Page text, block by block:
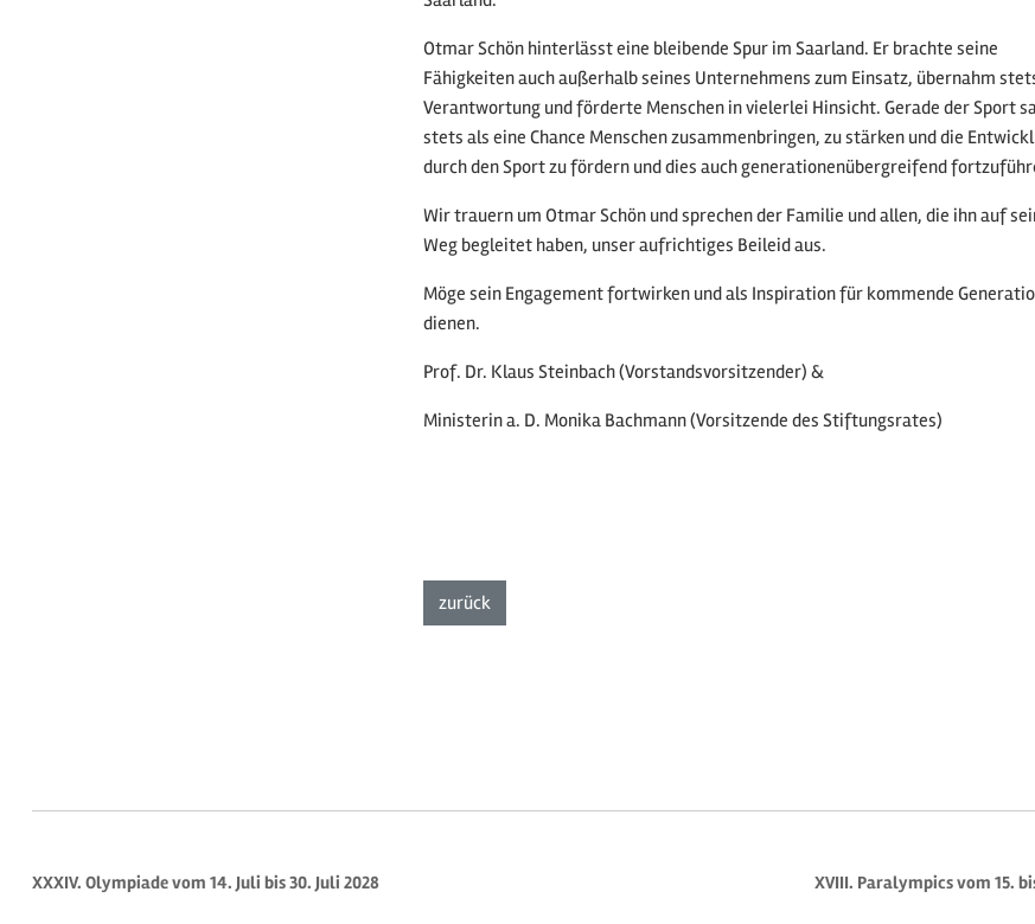
Otmar Schön hinterlässt eine bleibende Spur im Saarland. Er brachte seine
Fähigkeiten auch außerhalb seines Unternehmens zum Einsatz, übernahm
Verantwortung und förderte Menschen in vielerlei Hinsicht. Gerade der Sport
stets als eine Chance Menschen zusammenbringen, zu stärken und die
durch den Sport zu fördern und dies auch generationenübergreifend
Wir trauern um Otmar Schön und sprechen der Familie und allen, die ihn auf
Weg begleitet haben, unser aufrichtiges Beileid aus.
Möge sein Engagement fortwirken und als Inspiration für kommende
dienen.
Prof. Dr. Klaus Steinbach (Vorstandsvorsitzender) &
Ministerin a. D. Monika Bachmann (Vorsitzende des Stiftungsrates)
zurück
XXXIV. Olympiade vom 14. Juli bis 30. Juli 2028 XVIII. Paralympics vom 15.